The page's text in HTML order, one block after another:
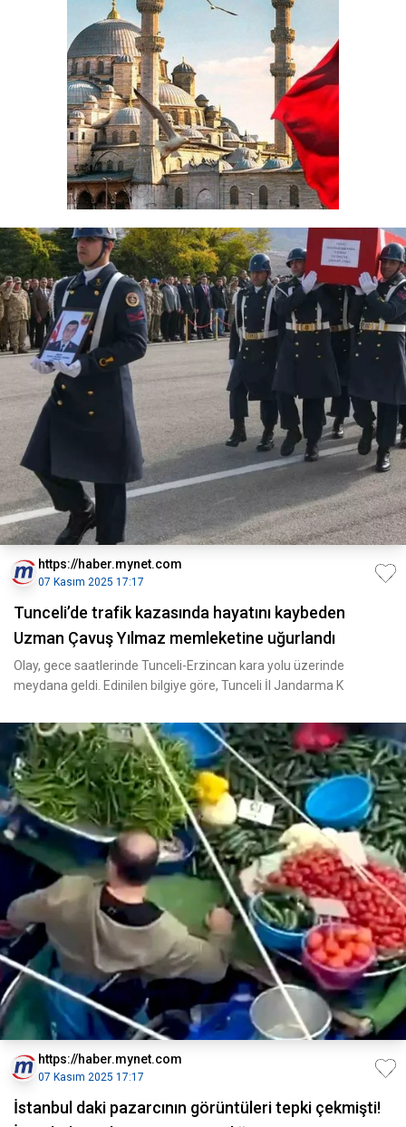
https://haber.mynet.com
07 Kasım 2025 17:17
Tunceli’de trafik kazasında hayatını kaybeden
Uzman Çavuş Yılmaz memleketine uğurlandı
Olay, gece saatlerinde Tunceli-Erzincan kara yolu üzerinde
meydana geldi. Edinilen bilgiye göre, Tunceli İl Jandarma K
https://haber.mynet.com
07 Kasım 2025 17:17
İstanbul daki pazarcının görüntüleri tepki çekmişti!